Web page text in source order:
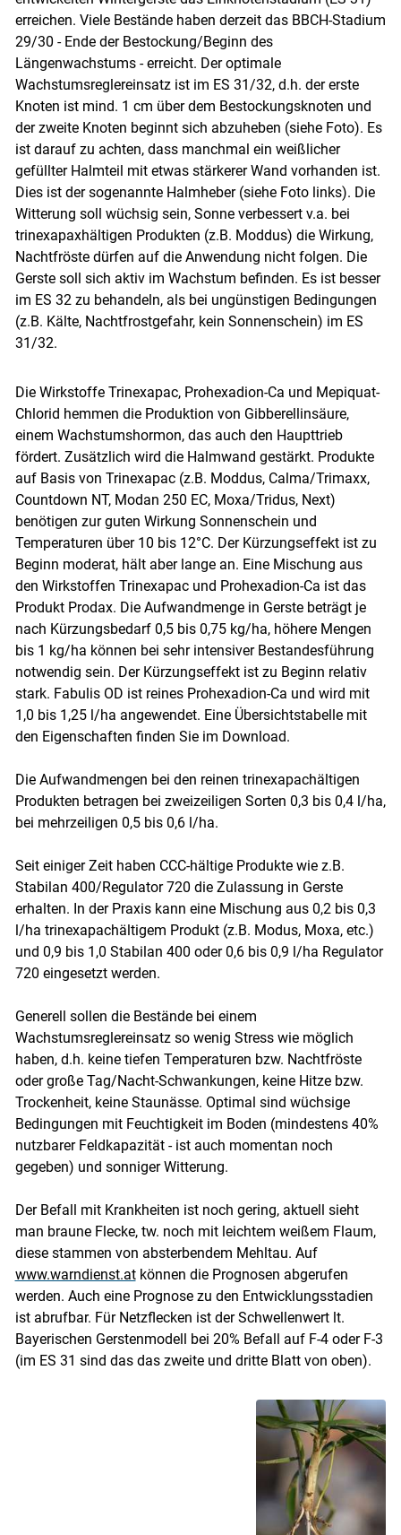
erreichen. Viele Bestände haben derzeit das BBCH-Stadium
29/30 - Ende der Bestockung/Beginn des
Längenwachstums - erreicht. Der optimale
Wachstumsreglereinsatz ist im ES 31/32, d.h. der erste
Knoten ist mind. 1 cm über dem Bestockungsknoten und
der zweite Knoten beginnt sich abzuheben (siehe Foto). Es
ist darauf zu achten, dass manchmal ein weißlicher
gefüllter Halmteil mit etwas stärkerer Wand vorhanden ist.
Dies ist der sogenannte Halmheber (siehe Foto links). Die
Witterung soll wüchsig sein, Sonne verbessert v.a. bei
trinexapaxhältigen Produkten (z.B. Moddus) die Wirkung,
Nachtfröste dürfen auf die Anwendung nicht folgen. Die
Gerste soll sich aktiv im Wachstum befinden. Es ist besser
im ES 32 zu behandeln, als bei ungünstigen Bedingungen
(z.B. Kälte, Nachtfrostgefahr, kein Sonnenschein) im ES
31/32.
Die Wirkstoffe Trinexapac, Prohexadion-Ca und Mepiquat-
Chlorid hemmen die Produktion von Gibberellinsäure,
einem Wachstumshormon, das auch den Haupttrieb
fördert. Zusätzlich wird die Halmwand gestärkt. Produkte
auf Basis von Trinexapac (z.B. Moddus, Calma/Trimaxx,
Countdown NT, Modan 250 EC, Moxa/Tridus, Next)
benötigen zur guten Wirkung Sonnenschein und
Temperaturen über 10 bis 12°C. Der Kürzungseffekt ist zu
Beginn moderat, hält aber lange an. Eine Mischung aus
den Wirkstoffen Trinexapac und Prohexadion-Ca ist das
Produkt Prodax. Die Aufwandmenge in Gerste beträgt je
nach Kürzungsbedarf 0,5 bis 0,75 kg/ha, höhere Mengen
bis 1 kg/ha können bei sehr intensiver Bestandesführung
notwendig sein. Der Kürzungseffekt ist zu Beginn relativ
stark. Fabulis OD ist reines Prohexadion-Ca und wird mit
1,0 bis 1,25 l/ha angewendet. Eine Übersichtstabelle mit
den Eigenschaften finden Sie im Download.
Die Aufwandmengen bei den reinen trinexapachältigen
Produkten betragen bei zweizeiligen Sorten 0,3 bis 0,4 l/ha,
bei mehrzeiligen 0,5 bis 0,6 l/ha.
Seit einiger Zeit haben CCC-hältige Produkte wie z.B.
Stabilan 400/Regulator 720 die Zulassung in Gerste
erhalten. In der Praxis kann eine Mischung aus 0,2 bis 0,3
l/ha trinexapachältigem Produkt (z.B. Modus, Moxa, etc.)
und 0,9 bis 1,0 Stabilan 400 oder 0,6 bis 0,9 l/ha Regulator
720 eingesetzt werden.
Generell sollen die Bestände bei einem
Wachstumsreglereinsatz so wenig Stress wie möglich
haben, d.h. keine tiefen Temperaturen bzw. Nachtfröste
oder große Tag/Nacht-Schwankungen, keine Hitze bzw.
Trockenheit, keine Staunässe. Optimal sind wüchsige
Bedingungen mit Feuchtigkeit im Boden (mindestens 40%
nutzbarer Feldkapazität - ist auch momentan noch
gegeben) und sonniger Witterung.
Der Befall mit Krankheiten ist noch gering, aktuell sieht
man braune Flecke, tw. noch mit leichtem weißem Flaum,
diese stammen von absterbendem Mehltau. Auf
www.warndienst.atkönnen die Prognosen abgerufen
werden. Auch eine Prognose zu den Entwicklungsstadien
ist abrufbar. Für Netzflecken ist der Schwellenwert lt.
Bayerischen Gerstenmodell bei 20% Befall auf F-4 oder F-3
(im ES 31 sind das das zweite und dritte Blatt von oben).